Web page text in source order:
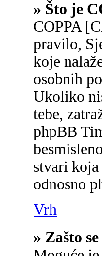
» Što je
COPPA
pravilo,
koje
osobnih
Ukoliko
tebe,
phpBB
stvari koja
odnosno
Vrh
» Zašto